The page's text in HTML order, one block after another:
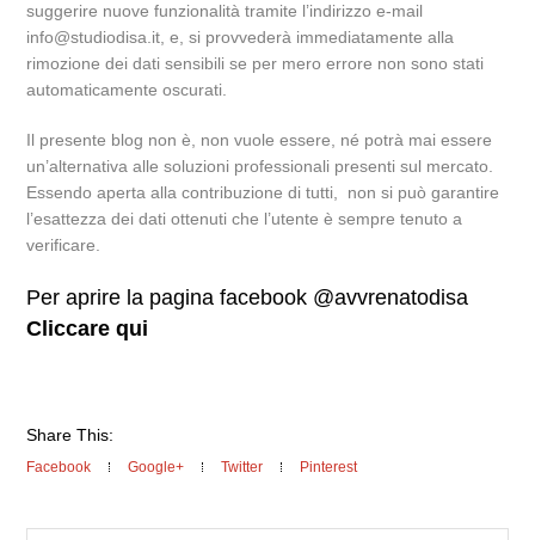
suggerire nuove funzionalità tramite l’indirizzo e-mail
info@studiodisa.it, e, si provvederà immediatamente alla
rimozione dei dati sensibili se per mero errore non sono stati
automaticamente oscurati.
Il presente blog non è, non vuole essere, né potrà mai essere
un’alternativa alle soluzioni professionali presenti sul mercato.
Essendo aperta alla contribuzione di tutti, non si può garantire
l’esattezza dei dati ottenuti che l’utente è sempre tenuto a
verificare.
Per aprire la pagina facebook @avvrenatodisa
Cliccare qui
Share This:
Facebook Google+ Twitter Pinterest